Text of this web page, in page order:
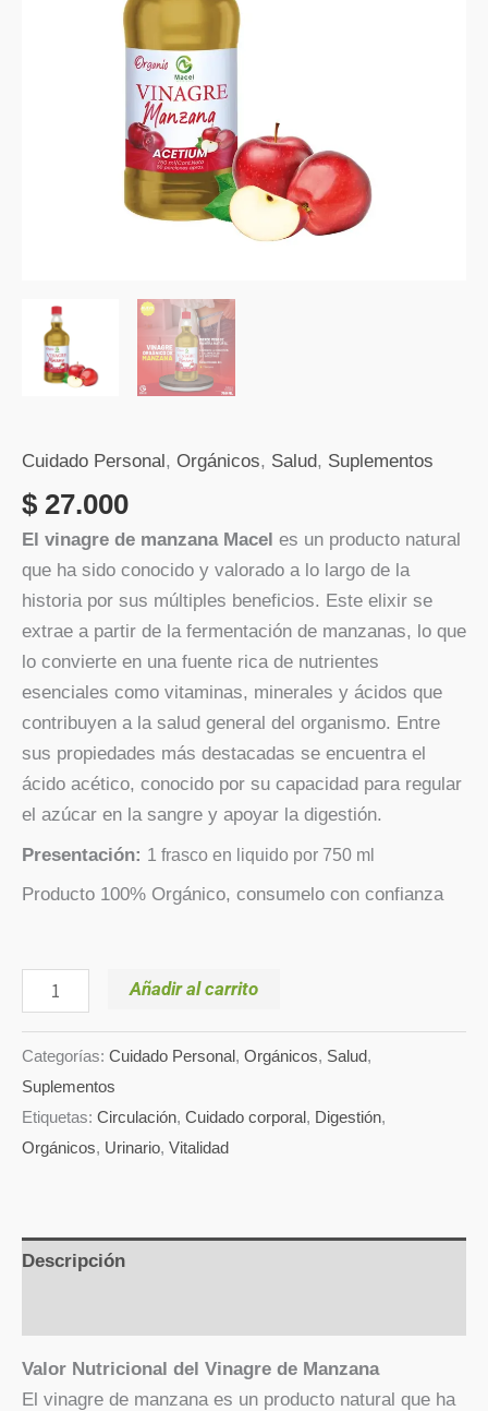
Cuidado Personal , Orgánicos, Salud, Suplementos
$ 27.000
El vinagre de manzana Macel es un producto natural
que ha sido conocido y valorado a lo largo de la
historia por sus múltiples beneficios. Este elixir se
extrae a partir de la fermentación de manzanas, lo que
lo convierte en una fuente rica de nutrientes
esenciales como vitaminas, minerales y ácidos que
contribuyen a la salud general del organismo. Entre
sus propiedades más destacadas se encuentra el
ácido acético, conocido por su capacidad para regular
el azúcar en la sangre y apoyar la digestión.
Presentación: 1 frasco en liquido por 750 ml
Producto 100% Orgánico, consumelo con confianza
Añadir al carrito
Categorías: Cuidado Personal, Orgánicos, Salud,
Suplementos
Etiquetas: Circulación, Cuidado corporal, Digestión,
Orgánicos, Urinario, Vitalidad
Descripción
Valor Nutricional del Vinagre de Manzana
El vinagre de manzana es un producto natural que ha